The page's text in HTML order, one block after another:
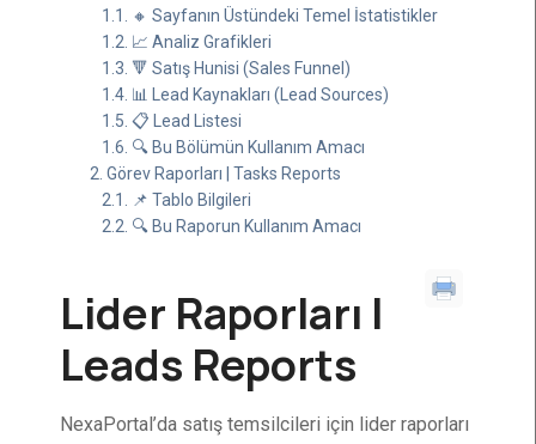
🔸 Sayfanın Üstündeki Temel İstatistikler
📈 Analiz Grafikleri
🔻 Satış Hunisi (Sales Funnel)
📊 Lead Kaynakları (Lead Sources)
📋 Lead Listesi
🔍 Bu Bölümün Kullanım Amacı
Görev Raporları | Tasks Reports
📌 Tablo Bilgileri
🔍 Bu Raporun Kullanım Amacı
Lider Raporları |
Leads Reports
NexaPortal’da satış temsilcileri için lider raporları